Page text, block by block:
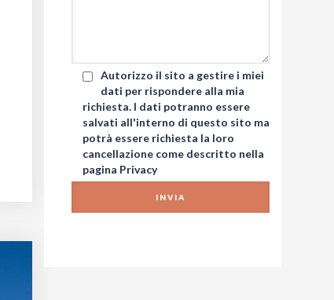
Autorizzo il sito a gestire i miei
dati per rispondere alla mia
richiesta. I dati potranno essere
salvati all'interno di questo sito ma
potrà essere richiesta la loro
cancellazione come descritto nella
pagina Privacy